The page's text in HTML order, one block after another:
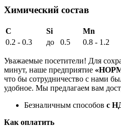
Химический состав
C Si Mn
0.2 - 0.3
до 0.5 0.8 - 1.2
Уважаемые посетители! Для
минут, наше предприятие
что бы сотрудничество с нами
удобное. Мы предлагаем вам
Безналичным способов с
Как оплатить